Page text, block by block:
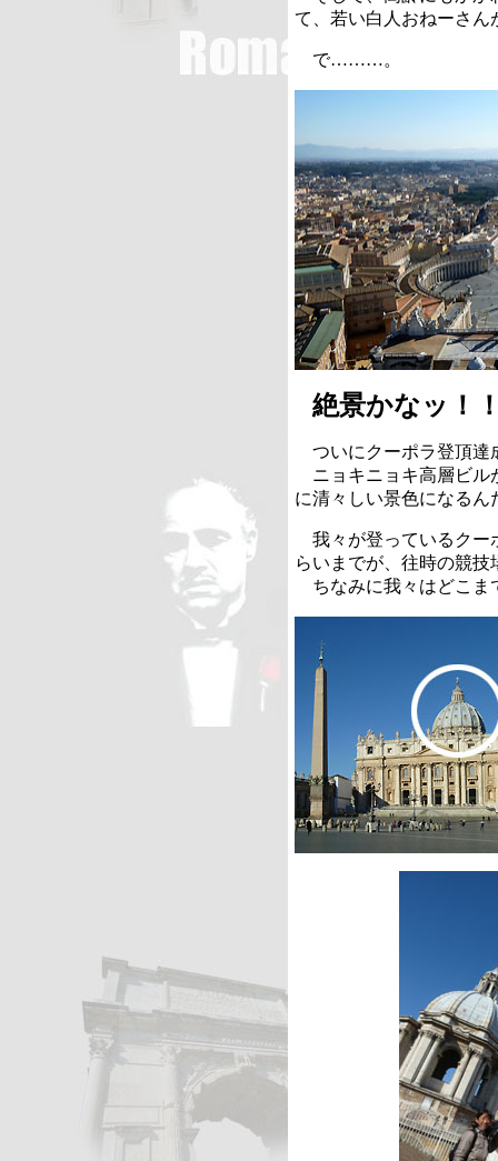
て、若い白人おねーさん
で………。
絶景かなッ！
ついにクーポラ登頂達
ニョキニョキ高層ビル
に清々しい景色になる
我々が登っているクー
らいまでが、往時の競
ちなみに我々はどこ